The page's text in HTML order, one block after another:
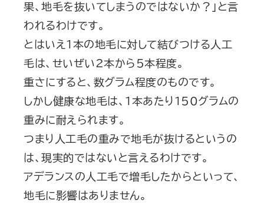
果、地毛を抜いてしまうのではないか？」と言
われるわけです。
とはいえ1本の地毛に対して結びつける人工
毛は、せいぜい2本から5本程度。
重さにすると、数グラム程度のものです。
しかし健康な地毛は、1本あたり150グラムの
重みに耐えられます。
つまり人工毛の重みで地毛が抜けるというの
は、現実的ではないと言えるわけです。
アデランスの人工毛で増毛したからといって、
地毛に影響はありません。